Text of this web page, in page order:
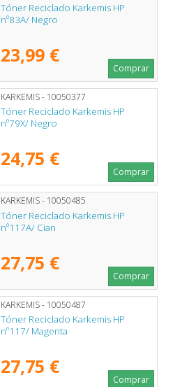
Tóner Reciclado Karkemis HP
nº83A/ Negro
23,99 €
Comprar
KARKEMIS - 10050377
Tóner Reciclado Karkemis HP
nº79X/ Negro
24,75 €
Comprar
KARKEMIS - 10050485
Tóner Reciclado Karkemis HP
nº117A/ Cian
27,75 €
Comprar
KARKEMIS - 10050487
Tóner Reciclado Karkemis HP
nº117/ Magenta
27,75 €
Comprar